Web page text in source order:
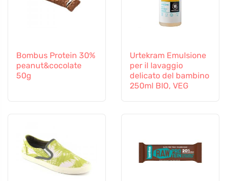
Bombus Protein 30%
peanut&cocolate
50g
Urtekram Emulsione
per il lavaggio
delicato del bambino
250ml BIO, VEG